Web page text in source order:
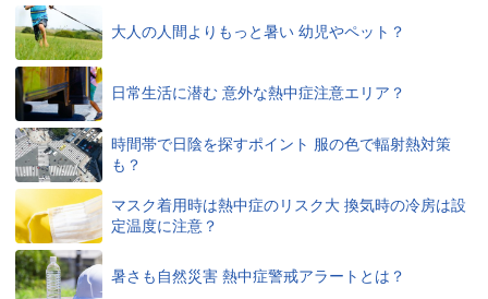
大人の人間よりもっと暑い 幼児やペット？
日常生活に潜む 意外な熱中症注意エリア？
時間帯で日陰を探すポイント 服の色で輻射熱対策
も？
マスク着用時は熱中症のリスク大 換気時の冷房は設
定温度に注意？
暑さも自然災害 熱中症警戒アラートとは？